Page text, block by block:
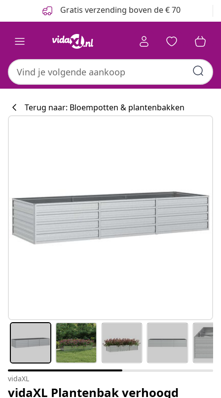
Gratis verzending boven de € 70
Terug naar: Bloempotten & plantenbakken
vidaXL
vidaXL Plantenbak verhoogd